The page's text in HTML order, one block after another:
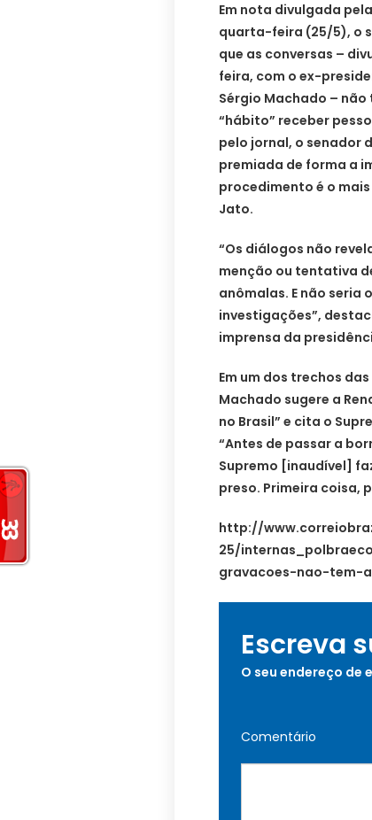
Em nota divulgada
quarta-feira (25/5), o
que as conversas –
feira, com o ex-
Sérgio Machado –
“hábito” receber
pelo jornal, o senador
premiada de forma a
procedimento é o
Jato.
“Os diálogos não
menção ou tentativa
anômalas. E não seria
investigações”,
imprensa da
Em um dos trechos
Machado sugere a
no Brasil” e cita o
“Antes de passar a
Supremo [inaudível]
preso. Primeira coisa,
http://
25/
gravacoes-nao-tem-
Escreva
O seu endereço de
Comentário